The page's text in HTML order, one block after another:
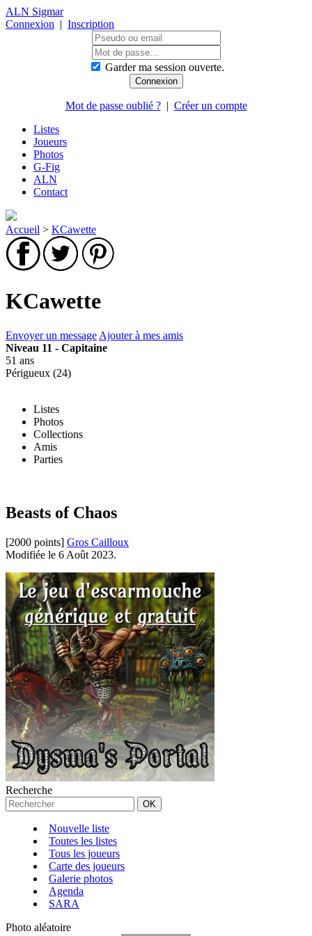
ALN Sigmar
Connexion | Inscription
Garder ma session ouverte.
Mot de passe oublié ?| Créer un compte
Listes
Joueurs
Photos
G-Fig
ALN
Contact
Accueil > KCawette
KCawette
Envoyer un message Ajouter à mes amis
Niveau 11 - Capitaine
51 ans
Périgueux (24)
Listes
Photos
Collections
Amis
Parties
Beasts of Chaos
[2000 points] Gros Cailloux
Modifiée le 6 Août 2023.
Recherche
Nouvelle liste
Toutes les listes
Tous les joueurs
Carte des joueurs
Galerie photos
Agenda
SARA
Photo aléatoire